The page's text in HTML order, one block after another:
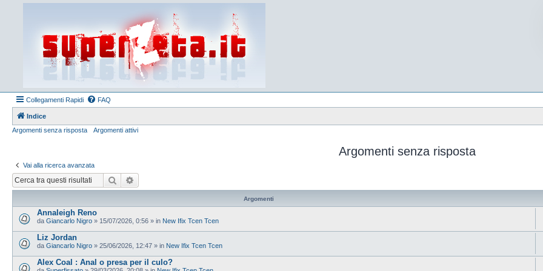
Collegamenti Rapidi FAQ
Indice
Argomenti senza risposta
Argomenti attivi
Argomenti senza risposta
Vai alla ricerca avanzata
Cerca
Argomenti
Annaleigh Reno
da Giancarlo Nigro » 15/07/2026, 0:56 » in New Ifix Tcen Tcen
Liz Jordan
da Giancarlo Nigro » 25/06/2026, 12:47 » in New Ifix Tcen Tcen
Alex Coal : Anal o presa per il culo?